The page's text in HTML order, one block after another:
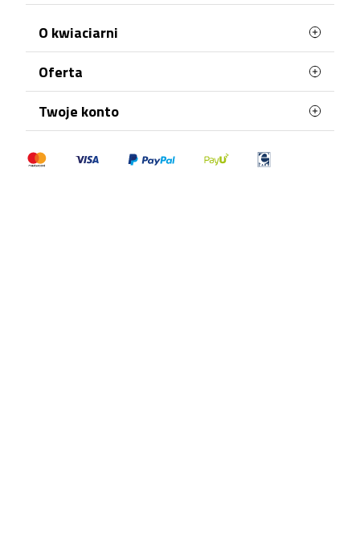
O kwiaciarni
Jesteśmy najlepszą kwiaciarnią na rynku!
Posiadana wiedza, poparta ponad
dwudziestoletnim doświadczeniem, pozwala nam
z powodzeniem spełniać oczekiwania najbardziej
wymagających klientów. W trosce o satysfakcję
klienta nasza kwiaciarnia wysyłkowa tworzy
kompozycje jedynie z najświeższych oraz
Oferta
Mapa strony
Twoje konto
Zamówienia